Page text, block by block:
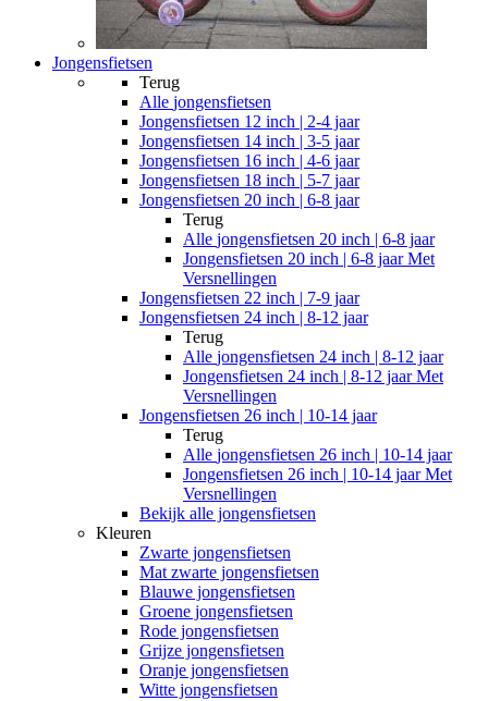
Jongensfietsen
Terug
Alle jongensfietsen
Jongensfietsen 12 inch | 2-4 jaar
Jongensfietsen 14 inch | 3-5 jaar
Jongensfietsen 16 inch | 4-6 jaar
Jongensfietsen 18 inch | 5-7 jaar
Jongensfietsen 20 inch | 6-8 jaar
Terug
Alle jongensfietsen 20 inch | 6-8 jaar
Jongensfietsen 20 inch | 6-8 jaar Met
Versnellingen
Jongensfietsen 22 inch | 7-9 jaar
Jongensfietsen 24 inch | 8-12 jaar
Terug
Alle jongensfietsen 24 inch | 8-12 jaar
Jongensfietsen 24 inch | 8-12 jaar Met
Versnellingen
Jongensfietsen 26 inch | 10-14 jaar
Terug
Alle jongensfietsen 26 inch | 10-14 jaar
Jongensfietsen 26 inch | 10-14 jaar Met
Versnellingen
Bekijk alle jongensfietsen
Kleuren
Zwarte jongensfietsen
Mat zwarte jongensfietsen
Blauwe jongensfietsen
Groene jongensfietsen
Rode jongensfietsen
Grijze jongensfietsen
Oranje jongensfietsen
Witte jongensfietsen